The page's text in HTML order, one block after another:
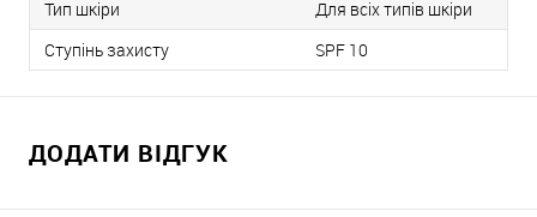
Тип шкіри
Для всіх типів шкіри
Ступінь захисту
SPF 10
ДОДАТИ ВІДГУК